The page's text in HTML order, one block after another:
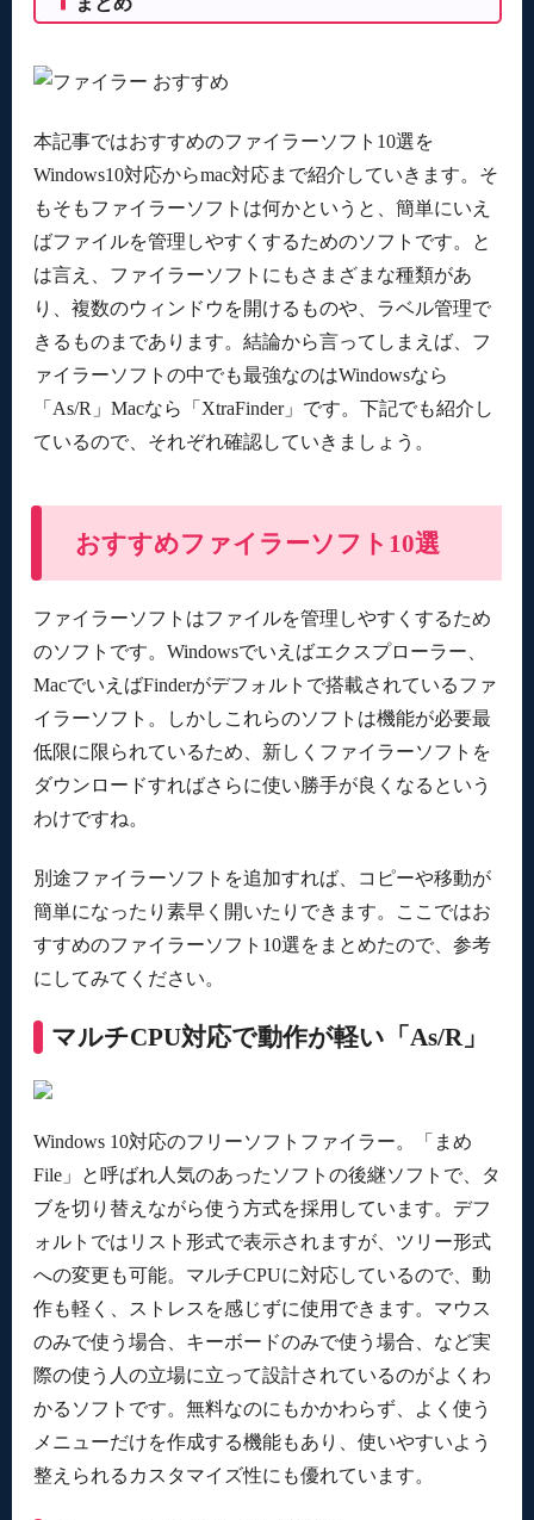
chromeのようなタブ機能「XtraFinder」
ラベルで管理する「FenrirFS」
「wiro2」
本記事ではおすすめのファイラーソフト10選を
Windows10対応からmac対応まで紹介していきます。そ
もそもファイラーソフトは何かというと、簡単にいえ
ばファイルを管理しやすくするためのソフトです。と
は言え、ファイラーソフトにもさまざまな種類があ
り、複数のウィンドウを開けるものや、ラベル管理で
きるものまであります。結論から言ってしまえば、フ
ァイラーソフトの中でも最強なのはWindowsなら
「As/R」Macなら「XtraFinder」です。下記でも紹介し
ているので、それぞれ確認していきましょう。
おすすめファイラーソフト10選
ファイラーソフトはファイルを管理しやすくするため
のソフトです。Windowsでいえばエクスプローラー、
MacでいえばFinderがデフォルトで搭載されているファ
イラーソフト。しかしこれらのソフトは機能が必要最
低限に限られているため、新しくファイラーソフトを
ダウンロードすればさらに使い勝手が良くなるという
わけですね。
別途ファイラーソフトを追加すれば、コピーや移動が
簡単になったり素早く開いたりできます。ここではお
すすめのファイラーソフト10選をまとめたので、参考
にしてみてください。
マルチCPU対応で動作が軽い「As/R」
Windows 10対応のフリーソフトファイラー。「まめ
File」と呼ばれ人気のあったソフトの後継ソフトで、タ
ブを切り替えながら使う方式を採用しています。デフ
ォルトではリスト形式で表示されますが、ツリー形式
への変更も可能。マルチCPUに対応しているので、動
作も軽く、ストレスを感じずに使用できます。マウス
のみで使う場合、キーボードのみで使う場合、など実
際の使う人の立場に立って設計されているのがよくわ
かるソフトです。無料なのにもかかわらず、よく使う
メニューだけを作成する機能もあり、使いやすいよう
整えられるカスタマイズ性にも優れています。